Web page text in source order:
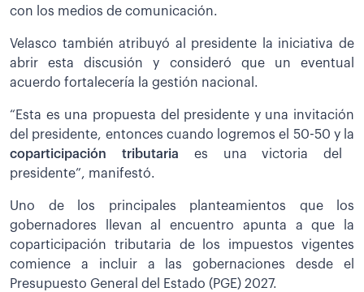
con los medios de comunicación.
Velasco también atribuyó al presidente la iniciativa de
abrir esta discusión y consideró que un eventual
acuerdo fortalecería la gestión nacional.
“Esta es una propuesta del presidente y una invitación
del presidente, entonces cuando logremos el 50-50 y la
coparticipación tributaria es una victoria del
presidente”, manifestó.
Uno de los principales planteamientos que los
gobernadores llevan al encuentro apunta a que la
coparticipación tributaria de los impuestos vigentes
comience a incluir a las gobernaciones desde el
Presupuesto General del Estado (PGE) 2027.